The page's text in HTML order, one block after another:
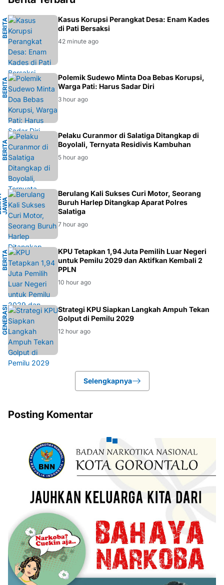
B
E
R
I
T
A
H
U
K
UM
Kasus Korupsi Perangkat Desa: Enam Kades
di Pati Bersaksi
42 minute ago
B
E
R
I
T
A
D
A
E
R
AH
Polemik Sudewo Minta Doa Bebas Korupsi,
Warga Pati: Harus Sadar Diri
3 hour ago
B
E
R
I
T
A
K
R
I
M
I
N
AL
Pelaku Curanmor di Salatiga Ditangkap di
Boyolali, Ternyata Residivis Kambuhan
5 hour ago
T
A
GH
Berulang Kali Sukses Curi Motor, Seorang
Buruh Harlep Ditangkap Aparat Polres
Salatiga
7 hour ago
B
E
R
I
T
A
P
O
L
I
T
IK
KPU Tetapkan 1,94 Juta Pemilih Luar Negeri
untuk Pemilu 2029 dan Aktifkan Kembali 2
PPLN
10 hour ago
G
E
N
E
R
A
S
I
M
U
DA
Strategi KPU Siapkan Langkah Ampuh Tekan
Golput di Pemilu 2029
12 hour ago
Selengkapnya
Posting Komentar